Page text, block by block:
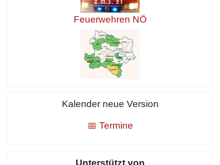
Feuerwehren NÖ
Kalender neue Version
📅 Termine
Unterstützt von